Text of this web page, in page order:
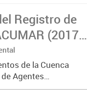
Registro de
(2017-
de la Cuenca
Agentes
2023, según los